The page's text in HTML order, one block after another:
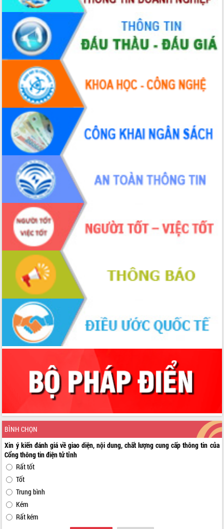
BÌNH CHỌN
Xin ý kiến đánh giá về giao diện, nội dung, chất lượng cung cấp thông tin của
Cổng thông tin điện tử tỉnh
Rất tốt
Tốt
Trung bình
Kém
Rất kém